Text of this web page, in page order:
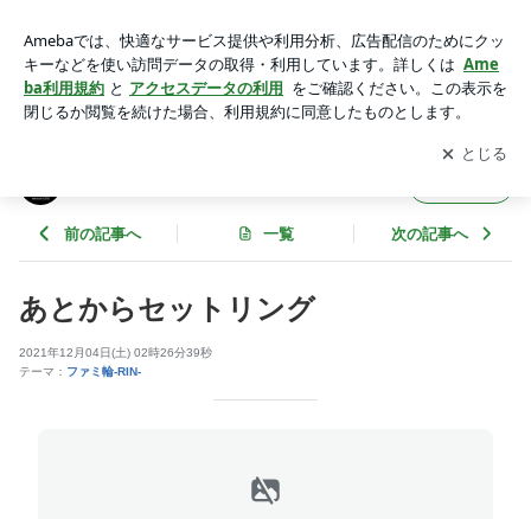
アプリをダウンロードして ブログの更新通知
を受け取りまし
ょう。
開く
前の記事へ 一覧 次の記事へ
あとからセットリング
2021年12月04日(土) 02時26分39秒
テーマ： ファミ輪-RIN-